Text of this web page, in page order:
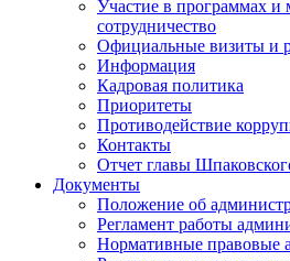
Участие в программах и
сотрудничество
Официальные визиты и
Информация
Кадровая политика
Приоритеты
Противодействие
Контакты
Отчет главы
Документы
Положение об
Регламент работы
Нормативные правовые